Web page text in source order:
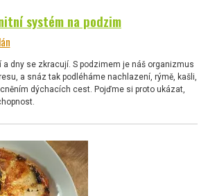
systém na podzim
a dny se zkracují. S podzimem je náš organizmus
a snáz tak podléháme nachlazení, rýmě, kašli,
dýchacích cest. Pojďme si proto ukázat,